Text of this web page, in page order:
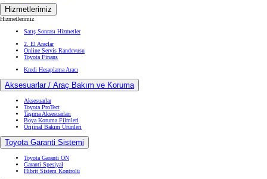
Corolla
Corolla Hatchback
Corolla Cross Hybrid
Yaris Cross
RAV4
Yeni Land Cruiser Prado
Hilux
Proace City Cargo
Hizmetlerimiz
Satış Sonrası Hizmetler
2. El Araçlar
Online Servis Randevusu
Kredi Hesaplama Aracı
Aksesuarlar / Araç Bakım ve Koruma